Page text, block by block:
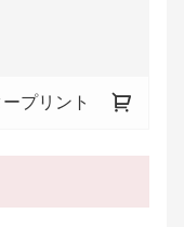
プリント